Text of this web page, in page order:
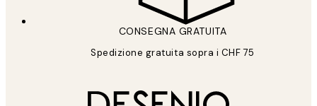
CONSEGNA GRATUITA
Spedizione gratuita sopra i CHF 75